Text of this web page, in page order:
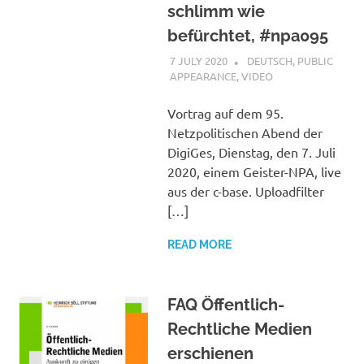
schlimm wie
befürchtet, #npa095
7 JULY 2020 VGRASS
DEUTSCH, PUBLIC
APPEARANCE,VIDEO
Vortrag auf dem 95.
Netzpolitischen Abend der
DigiGes, Dienstag, den 7. Juli
2020, einem Geister-NPA, live
aus der c-base. Uploadfilter
[…]
READ MORE
FAQ Öffentlich-
Rechtliche Medien
erschienen